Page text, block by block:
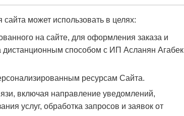
может использовать в целях:
на сайте, для оформления заказа и
дистанционным способом с ИП Асланян Агабек
ресурсам Сайта.
включая направление уведомлений,
услуг, обработка запросов и заявок от